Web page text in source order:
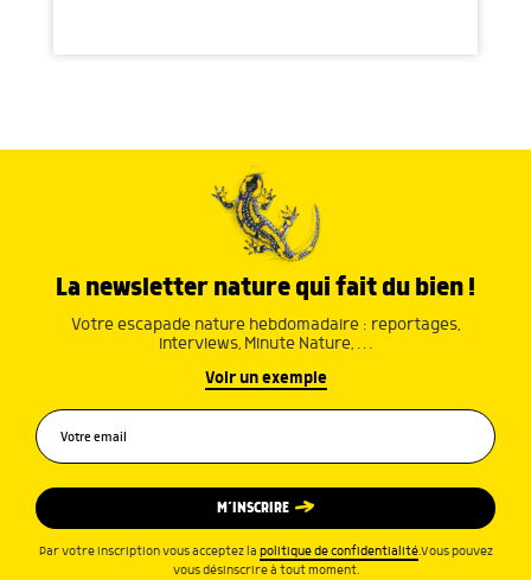
La newsletter nature qui fait du bien !
Votre escapade nature hebdomadaire : reportages,
interviews, Minute Nature, …
Voir un exemple
M’INSCRIRE
Par votre inscription vous acceptez la politique de confidentialité.Vous pouvez
vous désinscrire à tout moment.